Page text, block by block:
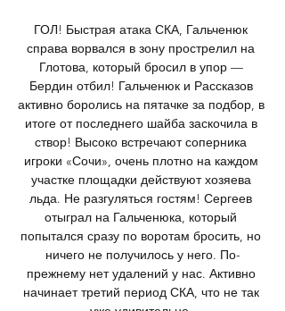
ГОЛ! Быстрая атака СКА, Гальченюк
справа ворвался в зону прострелил на
Глотова, который бросил в упор —
Бердин отбил! Гальченюк и Рассказов
активно боролись на пятачке за подбор, в
итоге от последнего шайба заскочила в
створ! Высоко встречают соперника
игроки «Сочи», очень плотно на каждом
участке площадки действуют хозяева
льда. Не разгуляться гостям! Сергеев
отыграл на Гальченюка, который
попытался сразу по воротам бросить, но
ничего не получилось у него. По-
прежнему нет удалений у нас. Активно
начинает третий период СКА, что не так